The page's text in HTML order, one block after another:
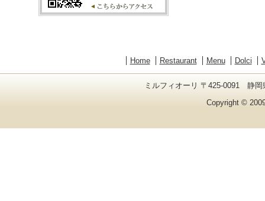
Home Restaurant Menu Dolci
ミルフィオーリ 〒425-0091 静
Copyright ©